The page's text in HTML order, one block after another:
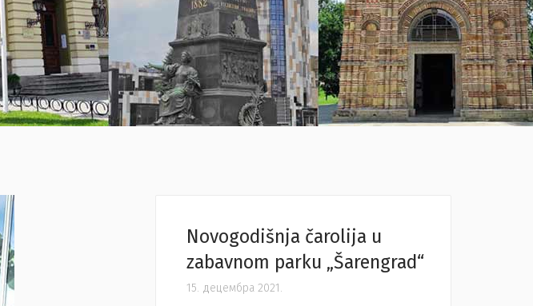
Novogodišnja čarolija u
zabavnom parku „Šarengrad“
15. децембра 2021.